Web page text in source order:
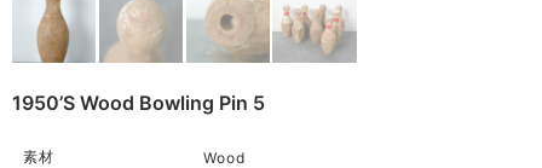
1950’s Wood Bowling Pin 5
素材 Wood